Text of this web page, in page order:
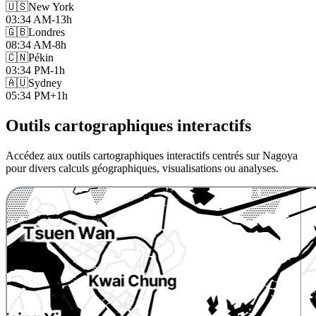
🇺🇸New York
03:34 AM-13h
🇬🇧Londres
08:34 AM-8h
🇨🇳Pékin
03:34 PM-1h
🇦🇺Sydney
05:34 PM+1h
Outils cartographiques interactifs
Accédez aux outils cartographiques interactifs centrés sur Nagoya
pour divers calculs géographiques, visualisations ou analyses.